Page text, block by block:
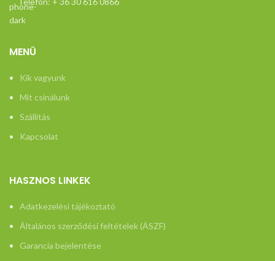
MENÜ
Kik vagyunk
Mit csinálunk
Szállítás
Kapcsolat
HASZNOS LINKEK
Adatkezelési tájékoztató
Általános szerződési feltételek (ÁSZF)
Garancia bejelentése